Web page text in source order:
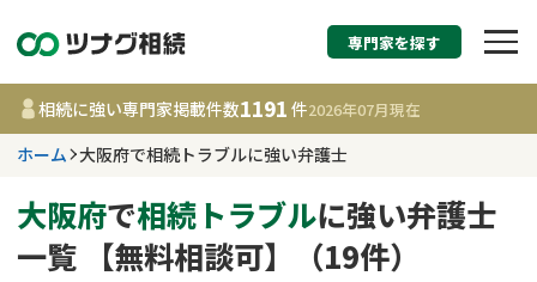
相続税申告・相続手
す
大阪府
事務所 1191
専門家を探す
相続に強い専門家掲載件数1191 件2026年07月現在
ホーム 大阪府で相続トラブルに強い弁護士
大阪府で相続トラブルに強い弁護士
一覧 【無料相談可】（19件）